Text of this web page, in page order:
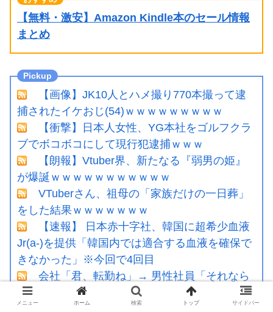
【無料・激安】Amazon Kindle本のセール情報
まとめ
【画像】JK10人とハメ撮り770本撮って逮
捕されたイケおじ(54)ｗｗｗｗｗｗｗｗｗ
【衝撃】日本人女性、YG本社をゴルフクラ
ブでボコボコにして現行犯逮捕ｗｗｗ
【朗報】Vtuber界、新たなる『弱男の姫』
が爆誕ｗｗｗｗｗｗｗｗｗｗｗ
VTuberさん、祖母の「家族だけの一日葬」
をした結果ｗｗｗｗｗｗｗ
【速報】 日本赤十字社、韓国に超希少血液
Jr(a-)を提供「韓国内では適合する血液を確保で
きなかった」※今回で4回目
会社「君、転勤ね」→ 男性社員「それなら
妻のほうが稼ぎいいんで辞めます」⇒ 結
果・・・
メニュー ホーム 検索 トップ サイドバー